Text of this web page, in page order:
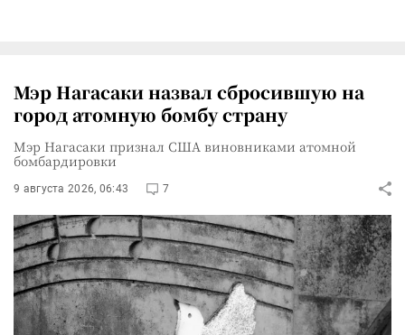
Мэр Нагасаки назвал сбросившую на
город атомную бомбу страну
Мэр Нагасаки признал США виновниками атомной
бомбардировки
9 августа 2026, 06:43 7